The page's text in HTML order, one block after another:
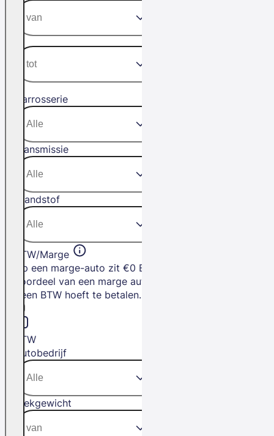
Carrosserie
Transmissie
Brandstof
BTW/Marge
Op een marge-auto zit €0 BTW. Het
voordeel van een marge auto is dat je
geen BTW hoeft te betalen.
BTW
Autobedrijf
Trekgewicht